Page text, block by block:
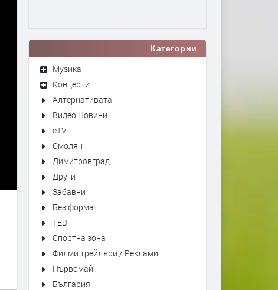
Категории
Музика
Концерти
Алтернативата
Видео Новини
eTV
Смолян
Димитровград
Други
Забавни
Без формат
TED
Спортна зона
Филми трейлъри / Реклами
Първомай
България